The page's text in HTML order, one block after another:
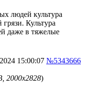
людей культура
Культура
даже в тяжелые
15:00:07 №5343666
2000x2828)